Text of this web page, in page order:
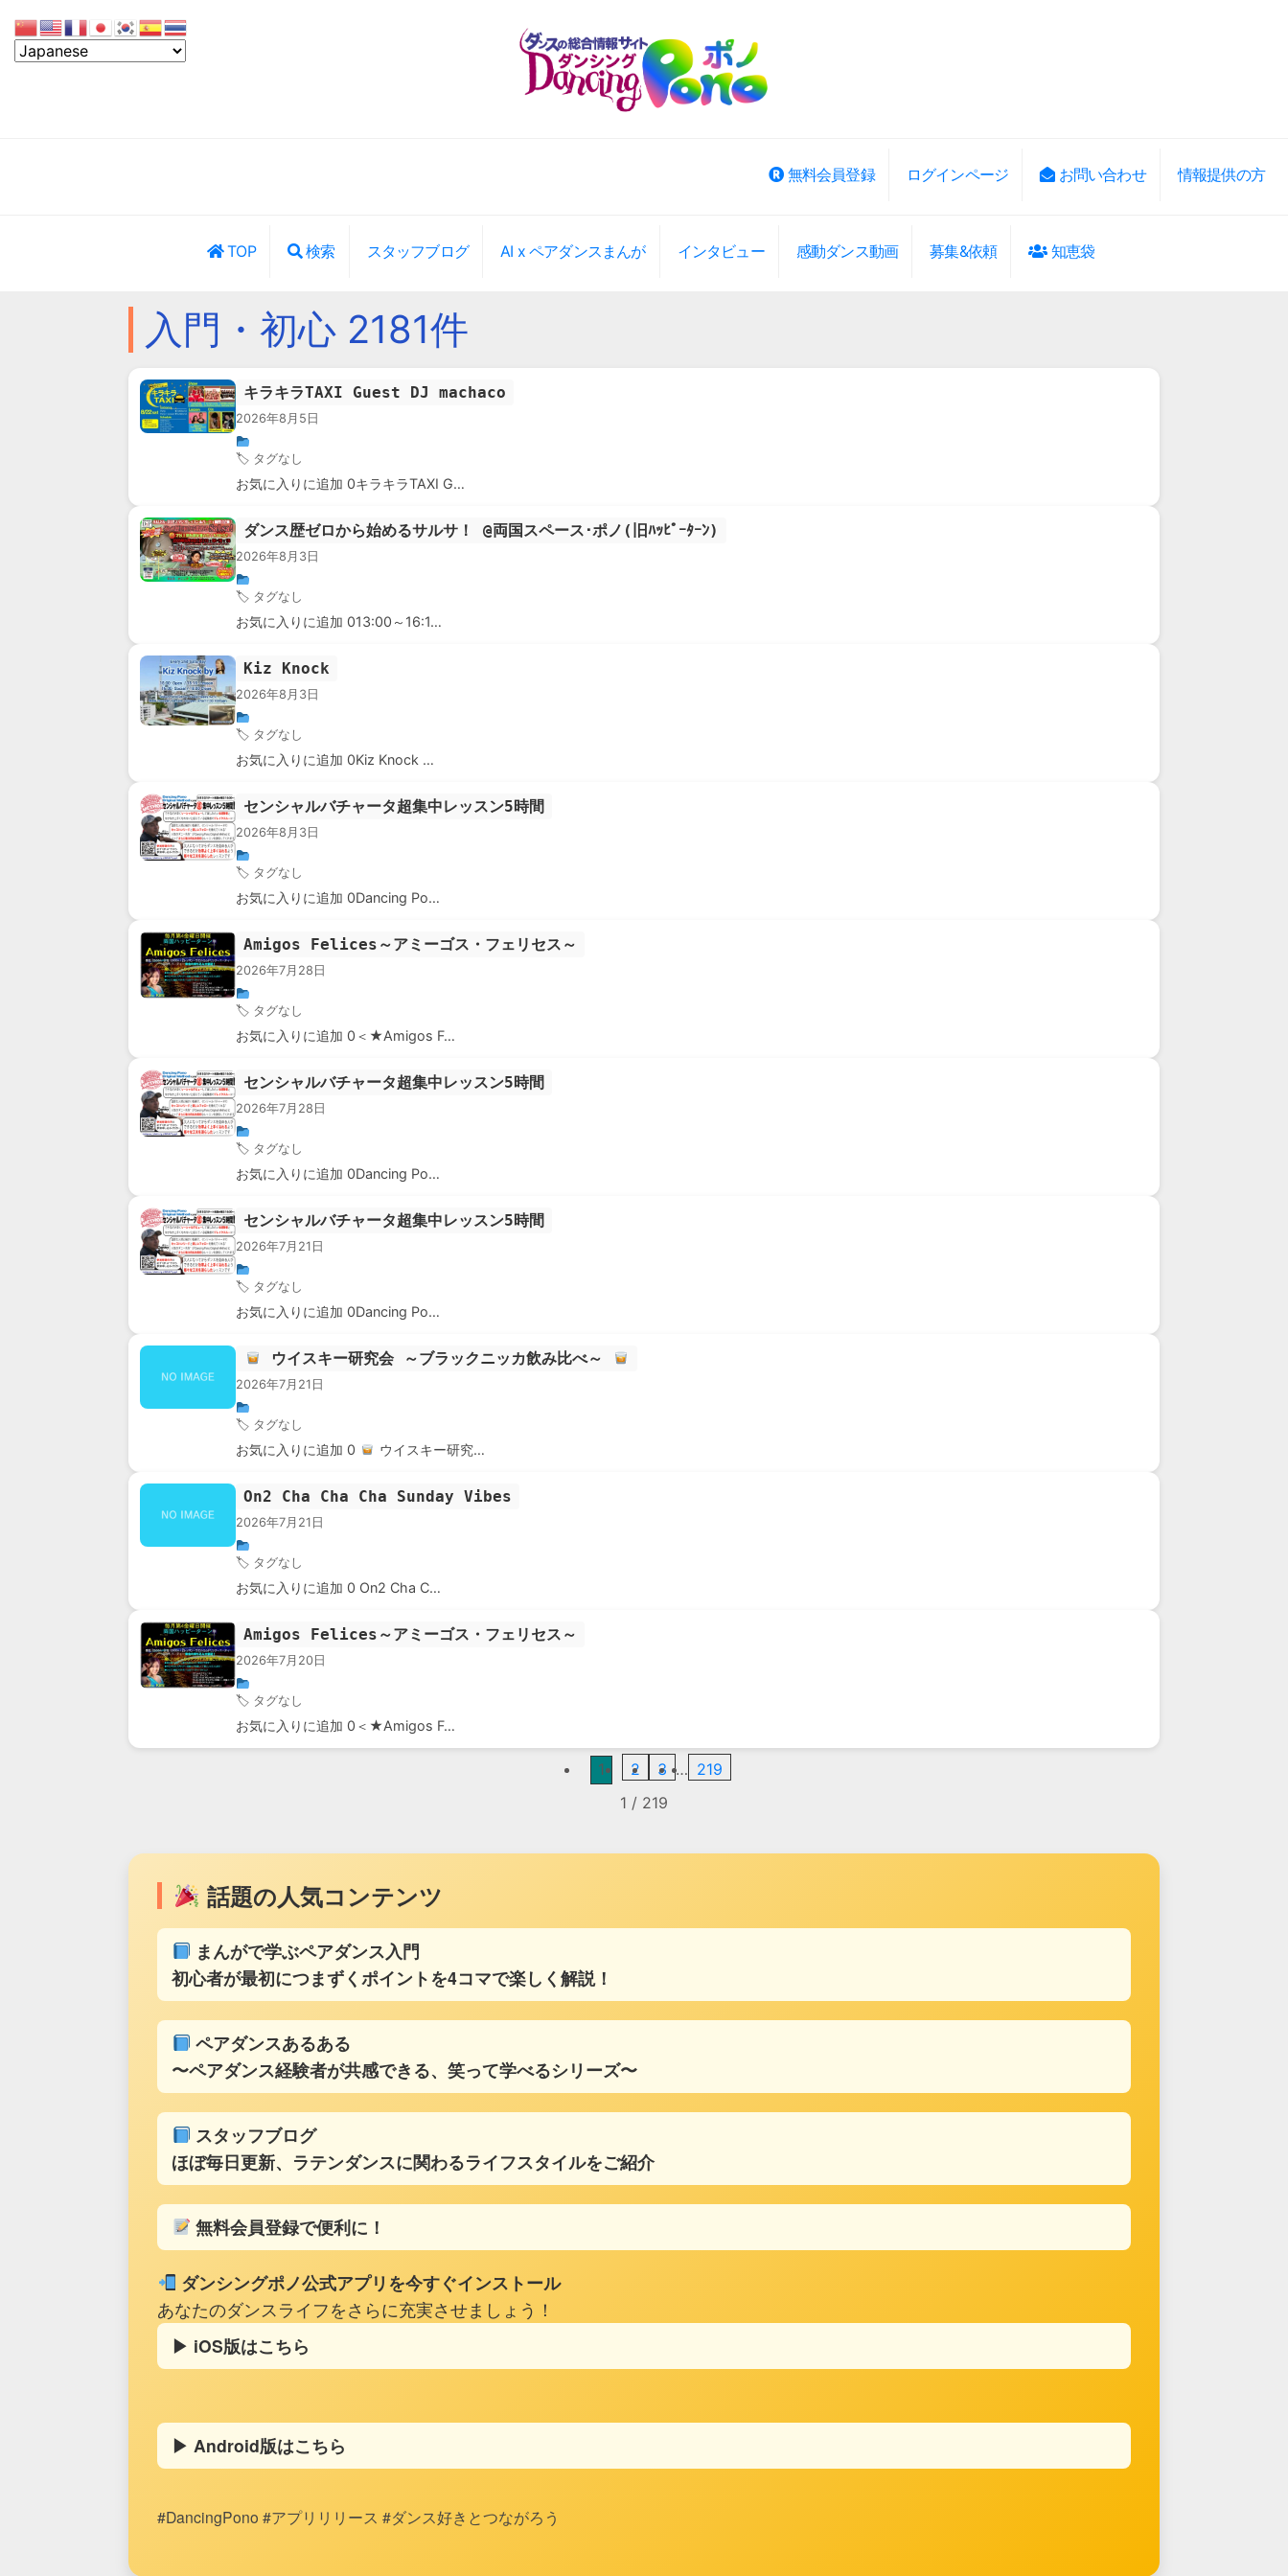
無料会員登録 ログインページ お問い合わせ 情報提供の方
TOP 検索 スタッフブログ AI x ペアダンスまんが インタビュー 感動ダンス動画 募集&依頼 知恵袋
入門・初心 2181件
キラキラTAXI Guest DJ machaco
2026年8月5日
🏷 タグなし
お気に入りに追加 0キラキラTAXI G…
ダンス歴ゼロから始めるサルサ！ @両国スペース･ポノ(旧ﾊｯﾋﾟｰﾀｰﾝ)
2026年8月3日
🏷 タグなし
お気に入りに追加 013:00～16:1…
Kiz Knock
2026年8月3日
🏷 タグなし
お気に入りに追加 0Kiz Knock …
センシャルバチャータ超集中レッスン5時間
2026年8月3日
🏷 タグなし
お気に入りに追加 0Dancing Po…
Amigos Felices～アミーゴス・フェリセス～
2026年7月28日
🏷 タグなし
お気に入りに追加 0＜★Amigos F…
センシャルバチャータ超集中レッスン5時間
2026年7月28日
🏷 タグなし
お気に入りに追加 0Dancing Po…
センシャルバチャータ超集中レッスン5時間
2026年7月21日
🏷 タグなし
お気に入りに追加 0Dancing Po…
ウイスキー研究会 ～ブラックニッカ飲み比べ～
2026年7月21日
🏷 タグなし
お気に入りに追加 0 ウイスキー研究…
On2 Cha Cha Cha Sunday Vibes
2026年7月21日
🏷 タグなし
お気に入りに追加 0 On2 Cha C…
Amigos Felices～アミーゴス・フェリセス～
2026年7月20日
🏷 タグなし
お気に入りに追加 0＜★Amigos F…
1 2 3 … 219
1 / 219
話題の人気コンテンツ
まんがで学ぶペアダンス入門
初心者が最初につまずくポイントを4コマで楽しく解説！
ペアダンスあるある
〜ペアダンス経験者が共感できる、笑って学べるシリーズ〜
スタッフブログ
ほぼ毎日更新、ラテンダンスに関わるライフスタイルをご紹介
無料会員登録で便利に！
ダンシングポノ公式アプリを今すぐインストール
あなたのダンスライフをさらに充実させましょう！
▶︎ iOS版はこちら
▶︎ Android版はこちら
#DancingPono #アプリリリース #ダンス好きとつながろう